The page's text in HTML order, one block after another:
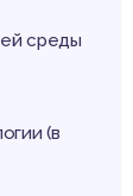
среды
(в